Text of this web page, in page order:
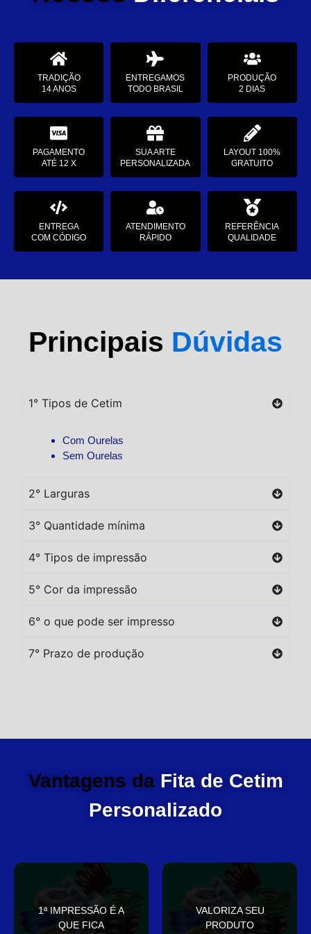
TRADIÇÃO
14 ANOS
ENTREGAMOS
TODO BRASIL
PRODUÇÃO
2 DIAS
PAGAMENTO
ATÉ 12 X
SUA ARTE
PERSONALIZADA
LAYOUT 100%
GRATUITO
ENTREGA
COM CÓDIGO
ATENDIMENTO
RÁPIDO
REFERÊNCIA
QUALIDADE
Principais Dúvidas
1° Tipos de Cetim
Com Ourelas
Sem Ourelas
2° Larguras
3° Quantidade mínima
4° Tipos de impressão
5° Cor da impressão
6° o que pode ser impresso
7° Prazo de produção
Vantagens da Fita de Cetim
Personalizado
1ª IMPRESSÃO É A
QUE FICA
Sua embalagem fala por
você
VALORIZA SEU
PRODUTO
que deixa sua embalagem
elegante